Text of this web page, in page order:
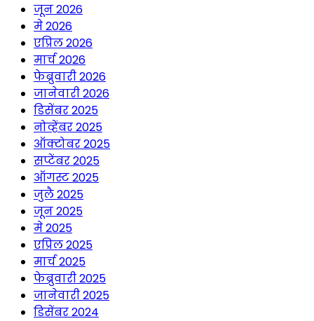
जून 2026
मे 2026
एप्रिल 2026
मार्च 2026
फेब्रुवारी 2026
जानेवारी 2026
डिसेंबर 2025
नोव्हेंबर 2025
ऑक्टोबर 2025
सप्टेंबर 2025
ऑगस्ट 2025
जुलै 2025
जून 2025
मे 2025
एप्रिल 2025
मार्च 2025
फेब्रुवारी 2025
जानेवारी 2025
डिसेंबर 2024